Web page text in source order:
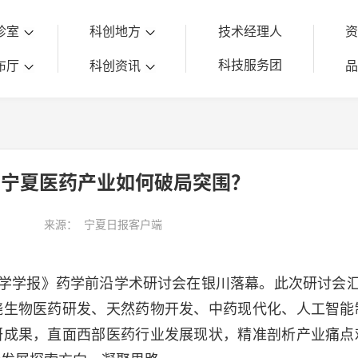
室
厅
科创地方
科创资讯
技术经理人
科技服务团
夏医药产业如何破局突围？
来源： 宁夏日报客户端
学报》药学前沿学术研讨会在银川落幕。此次研讨会
物医药研发、天然药物开发、中药现代化、人工智
果，直面西部医药行业发展现状，精准剖析产业痛